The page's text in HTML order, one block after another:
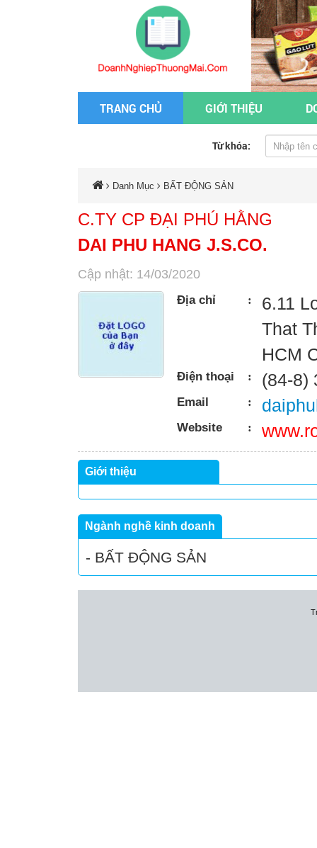
TRANG CHỦ GIỚI THIỆU
Từ khóa:
Danh Mục BẤT ĐỘNG SẢN
C.TY CP ĐẠI PHÚ HẰNG
DAI PHU HANG J.S.CO.
Cập nhật: 14/03/2020
Địa chỉ :
6.11
That
HCM
Điện thoại : (84-8)
Email :
Website :
Giới thiệu
Ngành nghề kinh doanh
- BẤT ĐỘNG SẢN